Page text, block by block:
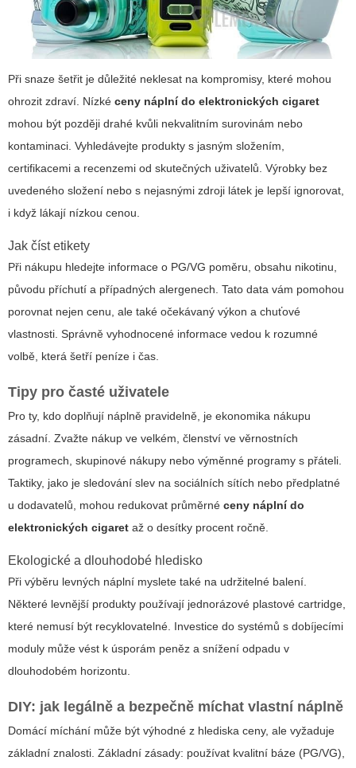
Při snaze šetřit je důležité neklesat na kompromisy, které mohou
ohrozit zdraví. Nízké ceny náplní do elektronických cigaret
mohou být později drahé kvůli nekvalitním surovinám nebo
kontaminaci. Vyhledávejte produkty s jasným složením,
certifikacemi a recenzemi od skutečných uživatelů. Výrobky bez
uvedeného složení nebo s nejasnými zdroji látek je lepší ignorovat,
i když lákají nízkou cenou.
Jak číst etikety
Při nákupu hledejte informace o PG/VG poměru, obsahu nikotinu,
původu příchutí a případných alergenech. Tato data vám pomohou
porovnat nejen cenu, ale také očekávaný výkon a chuťové
vlastnosti. Správně vyhodnocené informace vedou k rozumné
volbě, která šetří peníze i čas.
Tipy pro časté uživatele
Pro ty, kdo doplňují náplně pravidelně, je ekonomika nákupu
zásadní. Zvažte nákup ve velkém, členství ve věrnostních
programech, skupinové nákupy nebo výměnné programy s přáteli.
Taktiky, jako je sledování slev na sociálních sítích nebo předplatné
u dodavatelů, mohou redukovat průměrné ceny náplní do
elektronických cigaret až o desítky procent ročně.
Ekologické a dlouhodobé hledisko
Při výběru levných náplní myslete také na udržitelné balení.
Některé levnější produkty používají jednorázové plastové cartridge,
které nemusí být recyklovatelné. Investice do systémů s dobíjecími
moduly může vést k úsporám peněz a snížení odpadu v
dlouhodobém horizontu.
DIY: jak legálně a bezpečně míchat vlastní náplně
Domácí míchání může být výhodné z hlediska ceny, ale vyžaduje
základní znalosti. Základní zásady: používat kvalitní báze (PG/VG),